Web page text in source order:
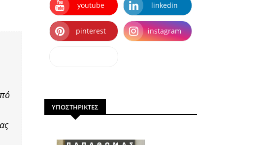
youtube linkedin
pinterest instagram
ΥΠΟΣΤΗΡΙΚΤΕΣ